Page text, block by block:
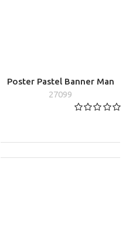
Poster Pastel Banner Man
27099